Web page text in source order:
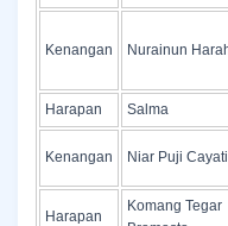
Kenangan Nurainun
Harapan Salma
Kenangan Niar Puji Cayati
Harapan
Komang Tegar